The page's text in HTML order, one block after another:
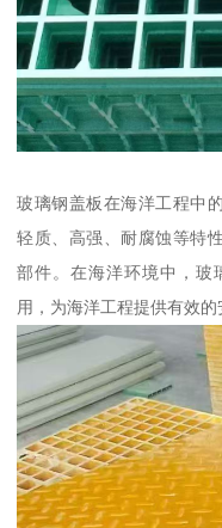
玻璃钢盖板在海洋工程中
轻质、高强、耐腐蚀等特
部件。在海洋环境中，玻
用，为海洋工程提供有效的